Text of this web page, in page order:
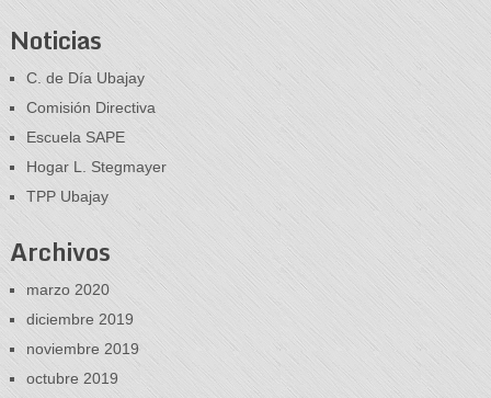
Noticias
C. de Día Ubajay
Comisión Directiva
Escuela SAPE
Hogar L. Stegmayer
TPP Ubajay
Archivos
marzo 2020
diciembre 2019
noviembre 2019
octubre 2019